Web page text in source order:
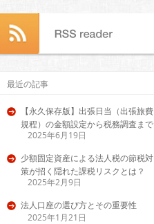
最近の記事
【永久保存版】出張日当（出張旅費
規程）の金額設定から税務調査まで
2025年6月19日
少額固定資産による法人税の節税対
策が招く隠れた課税リスクとは？
2025年2月9日
法人口座の選び方とその重要性
2025年1月21日